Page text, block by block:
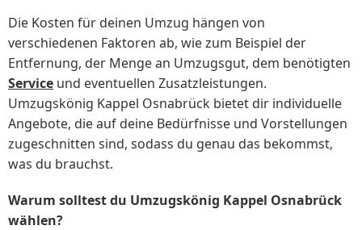
Die Kosten für deinen Umzug hängen von
verschiedenen Faktoren ab, wie zum Beispiel der
Entfernung, der Menge an Umzugsgut, dem benötigten
Service und eventuellen Zusatzleistungen.
Umzugskönig Kappel Osnabrück bietet dir individuelle
Angebote, die auf deine Bedürfnisse und Vorstellungen
zugeschnitten sind, sodass du genau das bekommst,
was du brauchst.
Warum solltest du Umzugskönig Kappel Osnabrück
wählen?